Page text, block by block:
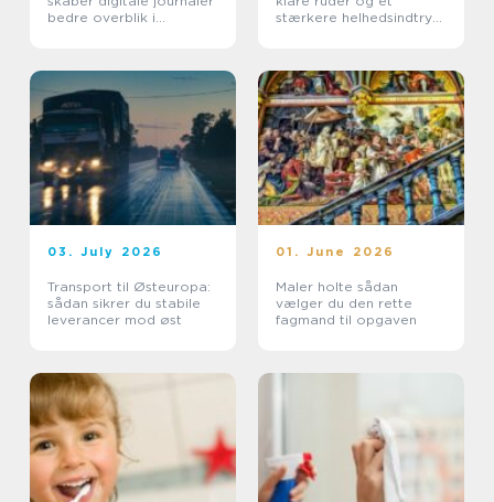
bedre overblik i
stærkere helhedsindtryk
03. July 2026
Transport til Østeuropa:
sådan sikrer du stabile
leverancer mod øst
01. June 2026
Maler holte sådan
vælger du den rette
fagmand til opgaven